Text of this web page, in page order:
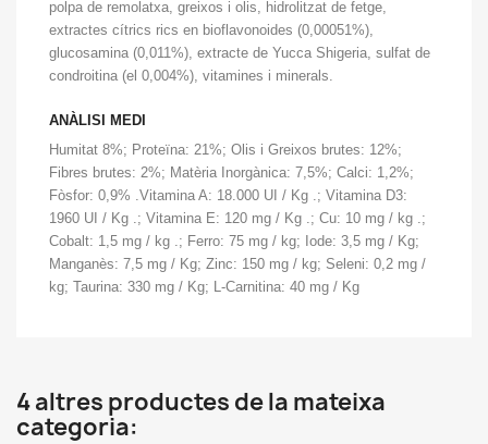
polpa de remolatxa, greixos i olis, hidrolitzat de fetge,
extractes cítrics rics en bioflavonoides (0,00051%),
glucosamina (0,011%), extracte de Yucca Shigeria, sulfat de
condroitina (el 0,004%), vitamines i minerals.
ANÀLISI MEDI
Humitat 8%; Proteïna: 21%; Olis i Greixos brutes: 12%;
Fibres brutes: 2%; Matèria Inorgànica: 7,5%; Calci: 1,2%;
Fòsfor: 0,9% .Vitamina A: 18.000 UI / Kg .; Vitamina D3:
1960 UI / Kg .; Vitamina E: 120 mg / Kg .; Cu: 10 mg / kg .;
Cobalt: 1,5 mg / kg .; Ferro: 75 mg / kg; Iode: 3,5 mg / Kg;
Manganès: 7,5 mg / Kg; Zinc: 150 mg / kg; Seleni: 0,2 mg /
kg; Taurina: 330 mg / Kg; L-Carnitina: 40 mg / Kg
4 altres productes de la mateixa
categoria: